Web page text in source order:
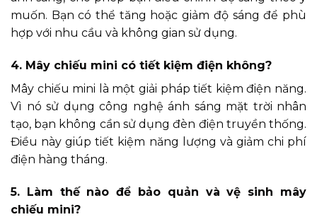
muốn. Bạn có thể tăng hoặc giảm độ sáng để phù
hợp với nhu cầu và không gian sử dụng.
4. Mây chiếu mini có tiết kiệm điện không?
Mây chiếu mini là một giải pháp tiết kiệm điện năng.
Vì nó sử dụng công nghệ ánh sáng mặt trời nhân
tạo, bạn không cần sử dụng đèn điện truyền thống.
Điều này giúp tiết kiệm năng lượng và giảm chi phí
điện hàng tháng.
5. Làm thế nào để bảo quản và vệ sinh mây
chiếu mini?